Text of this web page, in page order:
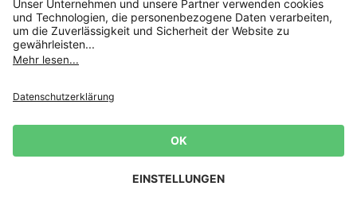
Steppjacken und Daunenjacken in
großen Größen
Steppjacken gehören zu den beliebtesten
bleibt die Füllung gleichmäßig verteilt. Je nach
innovative Materialmischungen zum Einsatz.
Kurze Steppjacken lassen sich sportlich und
Newsletter
10€ für deine nächste
Bestellung! 👈
Zur Anmeldung